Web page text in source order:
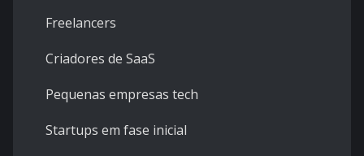
Freelancers
Criadores de SaaS
Pequenas empresas tech
Startups em fase inicial